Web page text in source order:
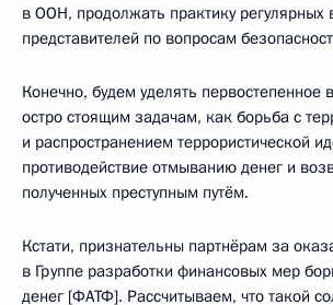
в ООН, продолжать практику регулярных
представителей по вопросам
Конечно, будем уделять первостепенное
остро стоящим задачам, как борьба с
и распространением террористической
противодействие отмыванию денег и
полученных преступным путём.
Кстати, признательны партнёрам за
в Группе разработки финансовых мер
денег [ФАТФ]. Рассчитываем, что такой